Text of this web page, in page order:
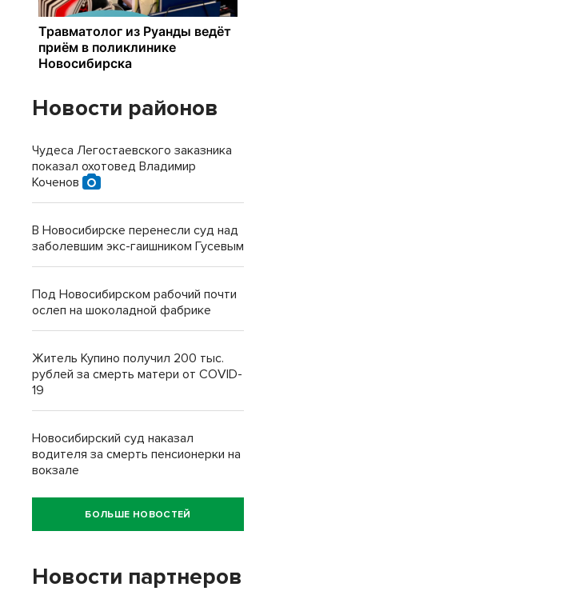
Новости районов
Чудеса Легостаевского заказника
показал охотовед Владимир
Коченов
В Новосибирске перенесли суд над
заболевшим экс-гаишником Гусевым
Под Новосибирском рабочий почти
ослеп на шоколадной фабрике
Житель Купино получил 200 тыс.
рублей за смерть матери от COVID-
19
Новосибирский суд наказал
водителя за смерть пенсионерки на
вокзале
БОЛЬШЕ НОВОСТЕЙ
Новости партнеров